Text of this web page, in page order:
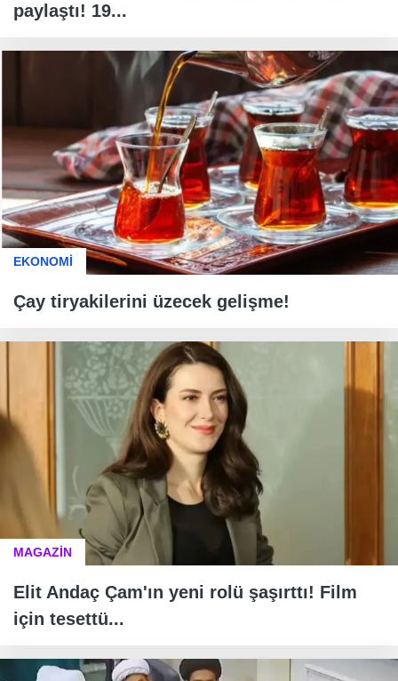
paylaştı! 19...
EKONOMİ
Çay tiryakilerini üzecek gelişme!
MAGAZİN
Elit Andaç Çam'ın yeni rolü şaşırttı! Film
için tesettü...